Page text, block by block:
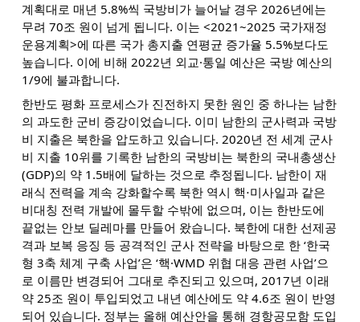
계획대로 매년 5.8%씩 국방비가 늘어날 경우 2026년에는
무려 70조 원이 넘게 됩니다. 이는 <2021~2025 국가재정
운용계획>에 따른 국가 총지출 연평균 증가율 5.5%보다도
높습니다. 이에 비해 2022년 외교·통일 예산은 국방 예산의
1/9에 불과합니다.
한반도 평화 프로세스가 진전하지 못한 원인 중 하나는 남한
의 과도한 군비 증강이었습니다. 이미 남한의 군사력과 국방
비 지출은 북한을 압도하고 있습니다. 2020년 전 세계 군사
비 지출 10위를 기록한 남한의 국방비는 북한의 국내총생산
(GDP)의 약 1.5배에 달하는 것으로 추정됩니다. 남한이 재
래식 전력을 계속 강화할수록 북한 역시 핵⋅미사일과 같은
비대칭 전력 개발에 몰두할 수밖에 없으며, 이는 한반도에
끝없는 안보 딜레마를 만들어 왔습니다. 북한에 대한 선제공
격과 보복 응징 등 공격적인 군사 전략을 바탕으로 한 ‘한국
형 3축 체계 구축 사업’은 ‘핵·WMD 위협 대응 관련 사업’으
로 이름만 변경되어 그대로 추진되고 있으며, 2017년 이래
약 25조 원이 투입되었고 내년 예산에도 약 4.6조 원이 반영
되어 있습니다. 정부는 올해 예산안을 통해 경항공모함 도입